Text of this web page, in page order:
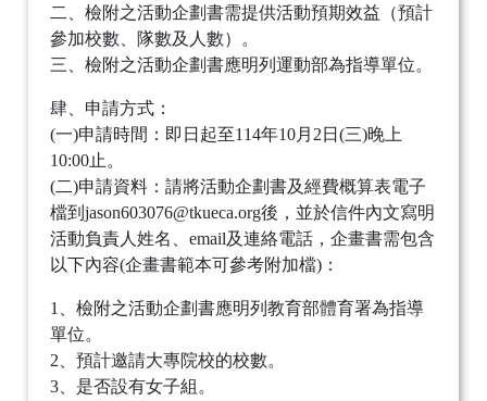
二、檢附之活動企劃書需提供活動預期效益（預計
參加校數、隊數及人數）。
三、檢附之活動企劃書應明列運動部為指導單位。
肆、申請方式：
(一)申請時間：即日起至114年10月2日(三)晚上
10:00止。
(二)申請資料：請將活動企劃書及經費概算表電子
檔到jason603076@tkueca.org後，並於信件內文寫明
活動負責人姓名、email及連絡電話，企畫書需包含
以下內容(企畫書範本可參考附加檔)：
1、檢附之活動企劃書應明列教育部體育署為指導
單位。
2、預計邀請大專院校的校數。
3、是否設有女子組。